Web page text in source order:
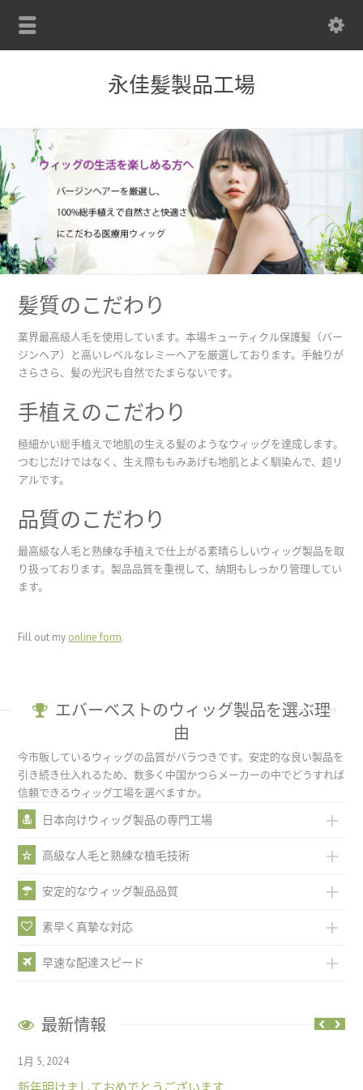
永佳髪製品工場
髪質のこだわり
業界最高級人毛を使用しています。本場キューティクル保護髪（バー
ジンヘア）と高いレベルなレミーヘアを厳選しております。手触りが
さらさら、髪の光沢も自然でたまらないです。
手植えのこだわり
極細かい総手植えで地肌の生える髪のようなウィッグを達成します。
つむじだけではなく、生え際ももみあげも地肌とよく馴染んで、超リ
アルです。
品質のこだわり
最高級な人毛と熟練な手植えで仕上がる素晴らしいウィッグ製品を取
り扱っております。製品品質を重視して、納期もしっかり管理してい
ます。
Fill out my online form.
エバーベストのウィッグ製品を選ぶ理
由
今市販しているウィッグの品質がバラつきです。安定的な良い製品を
引き続き仕入れるため、数多く中国かつらメーカーの中でどうすれば
信頼できるウィッグ工場を選べますか。
日本向けウィッグ製品の専門工場
高級な人毛と熟練な植毛技術
安定的なウィッグ製品品質
素早く真摯な対応
早速な配達スピード
最新情報
1月 5, 2024